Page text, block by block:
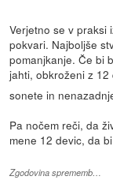
Verjetno se v praksi
pokvari. Najboljše
pomanjkanje. Če bi
jahti, obkroženi z
sonete in
Pa nočem reči, da
mene 12 devic, da
Zgodovina sprememb…